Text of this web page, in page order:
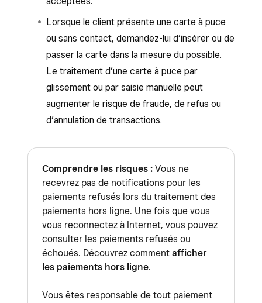
Square Stand (2e génération)
Square Reader (2e génération)
Square Reader (1re génération, v3)
Square Reader pour bandes magnétiques,
si celui-ci ou le Square Stand sont
connectés à l’appareil
Square Stand (1re génération)
Découvrez commentidentifier votre matériel
Square.
l’application Square Kiosk
Square Terminal connecté (API
Terminal) en tant qu’écran du client et
terminal de paiement. Découvrez
comment connecter le Square
Terminal à Solution PDV Square
: Découvrez comment
Types de paiement:
les cartes de débit Interac. Les
applications de point de vente Square
vous aviseront que les transactions
Interac ne peuvent pas être traitées
hors ligne. L’acheteur sera invité à
essayer une autre carte.
Afterpay
Cartes cadeaux Square
Lorsque le client présente une carte à puce
ou sans contact, demandez-lui d’insérer ou de
passer la carte dans la mesure du possible.
Le traitement d’une carte à puce par
glissement ou par saisie manuelle peut
augmenter le risque de fraude, de refus ou
d’annulation de transactions.
Comprendre les risques : Vous ne
recevrez pas de notifications pour les
paiements refusés lors du traitement des
paiements hors ligne. Une fois que vous
vous reconnectez à Internet, vous pouvez
consulter les paiements refusés ou
échoués. Découvrez comment afficher
les paiements hors ligne.
Vous êtes responsable de tout paiement